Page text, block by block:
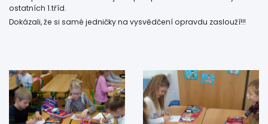
ostatních 1.tříd.
Dokázali, že si samé jedničky na vysvědčení opravdu zaslouží!!!